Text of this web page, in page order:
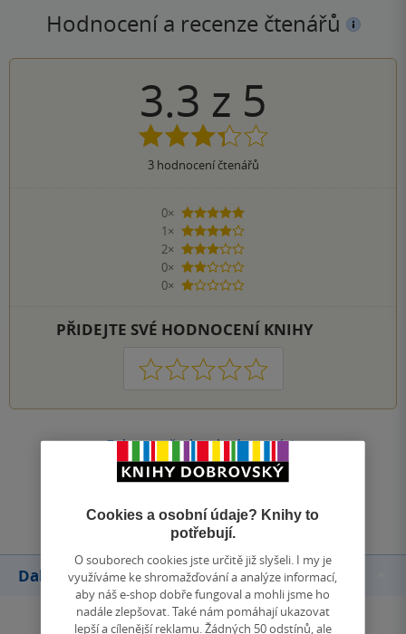
Hodnocení a recenze čtenářů
3.3 z 5
3hodnocení čtenářů
0×
5 hvězdiček
1×
4 hvězdičky
2×
3 hvězdičky
0×
2 hvězdičky
0×
1 hvezdička
PŘIDEJTE SVÉ HODNOCENÍ KNIHY
1 2 3 4 5
Zobrazit všechna hodnocení
Další knihy autora
Cookies a osobní údaje? Knihy to
potřebují.
O souborech cookies jste určitě již slyšeli. I my je
využíváme ke shromažďování a analýze informací,
aby náš e-shop dobře fungoval a mohli jsme ho
nadále zlepšovat. Také nám pomáhají ukazovat
lepší a cílenější reklamu. Žádných 50 odstínů, ale